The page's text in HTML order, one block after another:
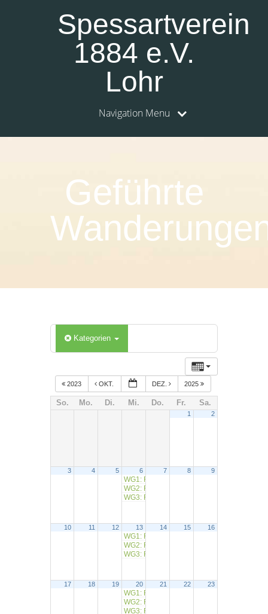
Spessartverein
1884 e.V.
Lohr
Navigation Menu
Geführte
Kategorien
2023 OKT. DEZ. 2025
So. Mo. Di. Mi. Do. Fr. Sa.
1 2
3 4 5 6
WG1: RW Wiesen (Gansessen)
WG2: RW Jakobsthal
WG3: RW Steinfeld
7 8 9
10 11 12 13
WG1: RW Bayerische Schanz
WG2: RW Partenstein
WG3: RW Buchenhöhe
14 15 16
17 18 19 20
WG1: RW Sendelbach
WG2: RW Lohr (Spanferkelessen)
WG3: RW Lohr
21 22 23